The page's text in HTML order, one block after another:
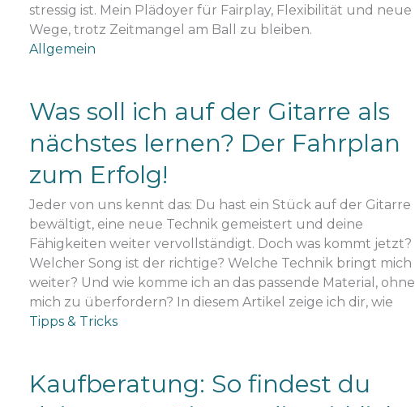
stressig ist. Mein Plädoyer für Fairplay, Flexibilität und neue
Wege, trotz Zeitmangel am Ball zu bleiben.
Allgemein
Was soll ich auf der Gitarre als
nächstes lernen? Der Fahrplan
zum Erfolg!
Jeder von uns kennt das: Du hast ein Stück auf der Gitarre
bewältigt, eine neue Technik gemeistert und deine
Fähigkeiten weiter vervollständigt. Doch was kommt jetzt?
Welcher Song ist der richtige? Welche Technik bringt mich
weiter? Und wie komme ich an das passende Material, ohne
mich zu überfordern? In diesem Artikel zeige ich dir, wie
Tipps & Tricks
Kaufberatung: So findest du